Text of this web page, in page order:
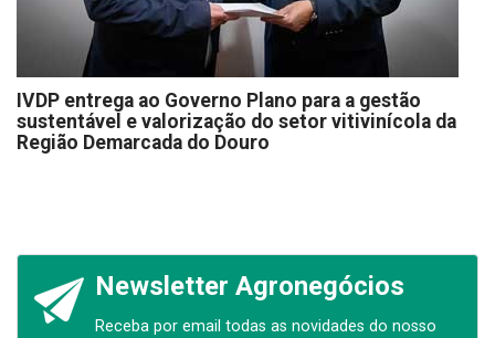
IVDP entrega ao Governo Plano para a gestão
sustentável e valorização do setor vitivinícola da
Região Demarcada do Douro
Newsletter Agronegócios
Receba por email todas as novidades do nosso